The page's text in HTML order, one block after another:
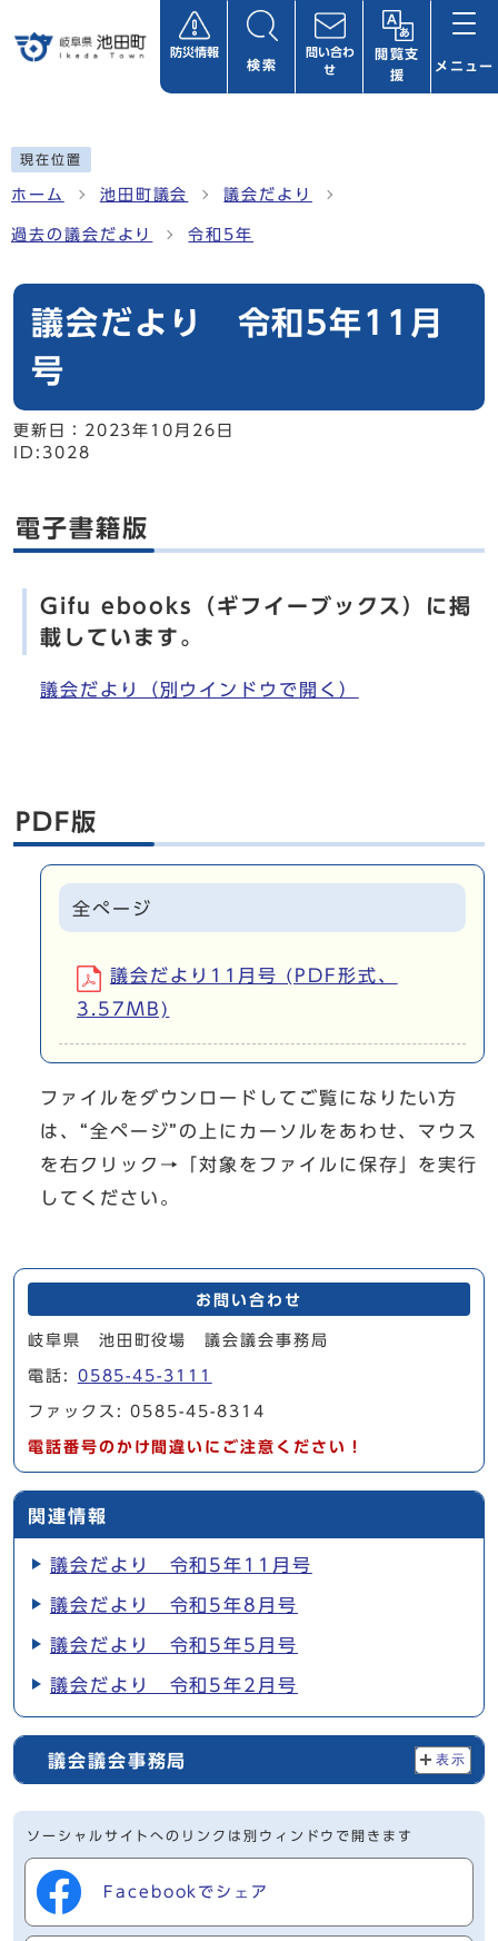
防災情報
検索
問い合わ
せ
閲覧支
援
メニュー
現在位置
ホーム 池田町議会 議会だより
過去の議会だより 令和5年
議会だより 令和5年11月
号
更新日： 2023年10月26日
ID:3028
電子書籍版
Gifu ebooks（ギフイーブックス）に掲
載しています。
議会だより（別ウインドウで開く）
PDF版
全ぺージ
議会だより11月号 (PDF形式、
3.57MB)
ファイルをダウンロードしてご覧になりたい方
は、“全ページ”の上にカーソルをあわせ、マウス
を右クリック→「対象をファイルに保存」を実行
してください。
お問い合わせ
岐阜県 池田町役場 議会議会事務局
電話: 0585-45-3111
ファックス: 0585-45-8314
電話番号のかけ間違いにご注意ください！
関連情報
議会だより 令和5年11月号
議会だより 令和5年8月号
議会だより 令和5年5月号
議会だより 令和5年2月号
議会議会事務局 表示
ソーシャルサイトへのリンクは別ウィンドウで開きます
Facebookでシェア